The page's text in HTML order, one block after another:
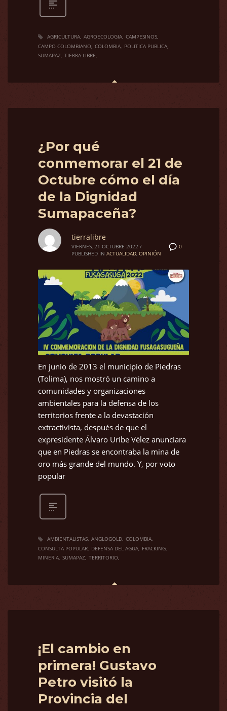
AGRICULTURA AGROECOLOGIA CAMPESINOS
CAMPO COLOMBIANO COLOMBIA POLITICA PUBLICA
SUMAPAZ TIERRA LIBRE
¿Por qué
conmemorar el 21 de
Octubre cómo el día
de la Dignidad
Sumapaceña?
0
tierralibre
VIERNES, 21 OCTUBRE 2022 /
PUBLISHED IN ACTUALIDAD, OPINIÓN
En junio de 2013 el municipio de Piedras
(Tolima), nos mostró un camino a
comunidades y organizaciones
ambientales para la defensa de los
territorios frente a la devastación
extractivista, después de que el
expresidente Álvaro Uribe Vélez anunciara
que en Piedras se encontraba la mina de
oro más grande del mundo. Y, por voto
popular
AMBIENTALISTAS ANGLOGOLD COLOMBIA
CONSULTA POPULAR DEFENSA DEL AGUA FRACKING
MINERIA SUMAPAZ TERRITORIO
¡El cambio en
primera! Gustavo
Petro visitó la
Provincia del